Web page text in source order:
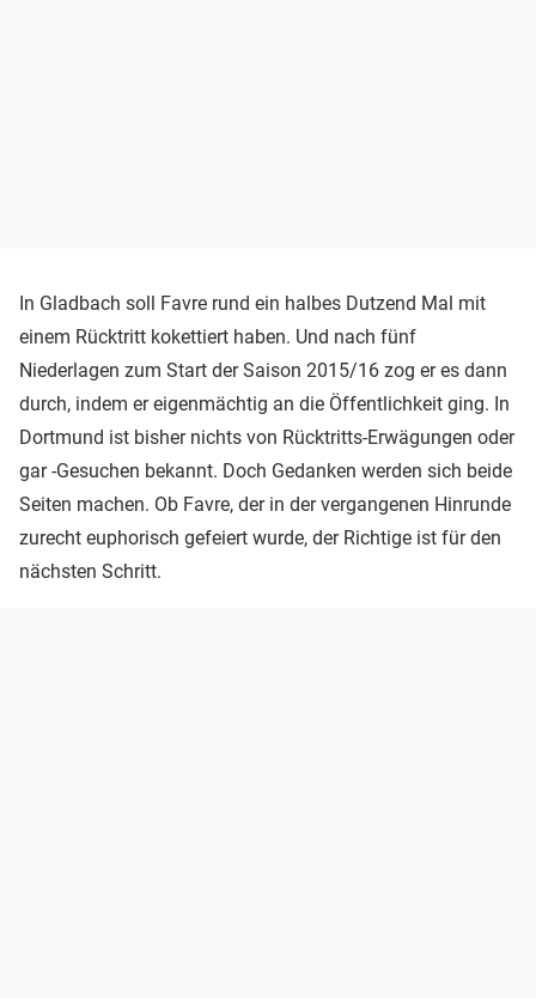
In Gladbach soll Favre rund ein halbes Dutzend Mal mit
einem Rücktritt kokettiert haben. Und nach fünf
Niederlagen zum Start der Saison 2015/16 zog er es dann
durch, indem er eigenmächtig an die Öffentlichkeit ging. In
Dortmund ist bisher nichts von Rücktritts-Erwägungen oder
gar -Gesuchen bekannt. Doch Gedanken werden sich beide
Seiten machen. Ob Favre, der in der vergangenen Hinrunde
zurecht euphorisch gefeiert wurde, der Richtige ist für den
nächsten Schritt.